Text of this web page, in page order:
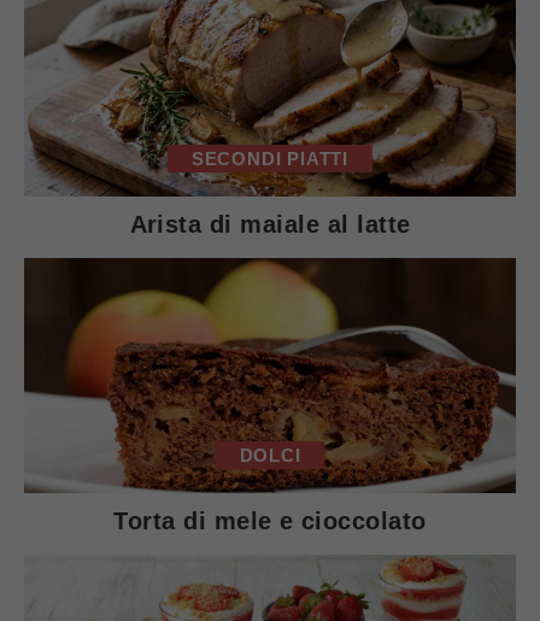
SECONDI PIATTI
Arista di maiale al latte
DOLCI
Torta di mele e cioccolato